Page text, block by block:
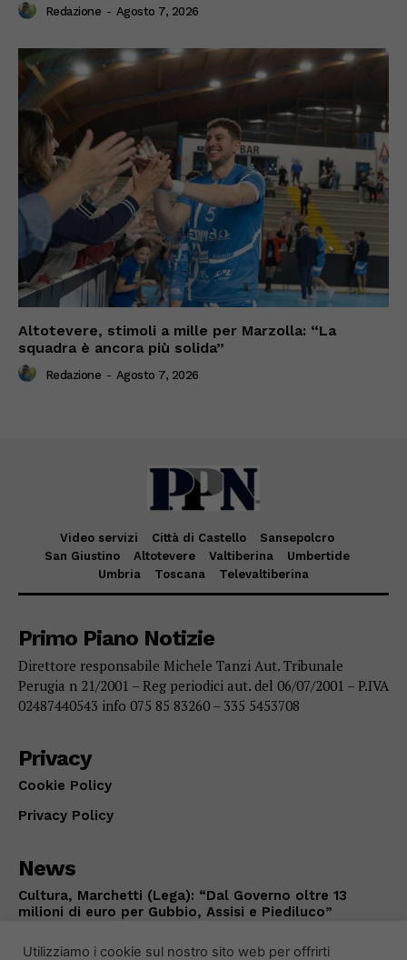
Redazione - Agosto 7, 2026
Altotevere, stimoli a mille per Marzolla: “La
squadra è ancora più solida”
Redazione - Agosto 7, 2026
Video servizi Città di Castello
Sansepolcro
San Giustino
Altotevere Valtiberina
Umbertide
Umbria
Toscana Televaltiberina
Primo Piano Notizie
Direttore responsabile Michele Tanzi Aut. Tribunale
Perugia n 21/2001 – Reg periodici aut. del 06/07/2001 – P.IVA
02487440543 info 075 85 83260 – 335 5453708
Privacy
Cookie Policy
Privacy Policy
News
Cultura, Marchetti (Lega): “Dal Governo oltre 13
milioni di euro per Gubbio, Assisi e Piediluco”
Utilizziamo i cookie sul nostro sito web per offrirti